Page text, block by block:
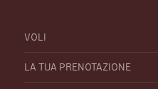
VOLI
LA TUA PRENOTAZIONE